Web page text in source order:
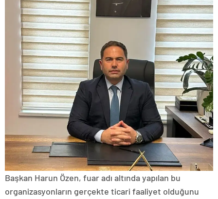
Başkan Harun Özen, fuar adı altında yapılan bu
organizasyonların gerçekte ticari faaliyet olduğunu